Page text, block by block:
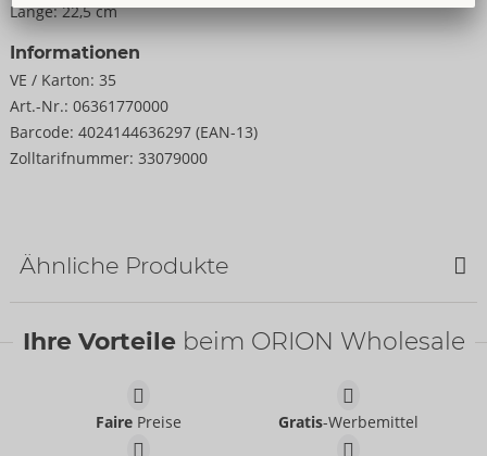
Länge: 22,5 cm
Informationen
VE / Karton: 35
Art.-Nr.: 06361770000
Barcode: 4024144636297 (EAN-13)
Zolltarifnummer: 33079000
Ähnliche Produkte
Ihre Vorteile beim ORION Wholesale
FairePreise Gratis-Werbemittel